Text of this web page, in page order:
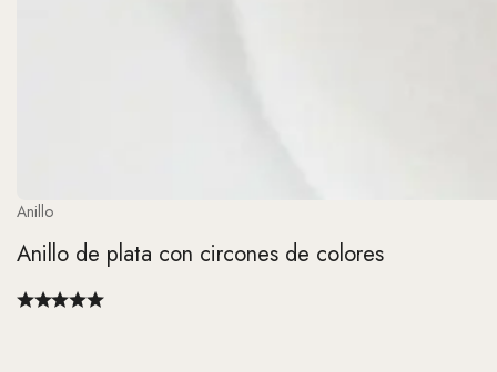
Anillo
Anillo de plata con circones de colores